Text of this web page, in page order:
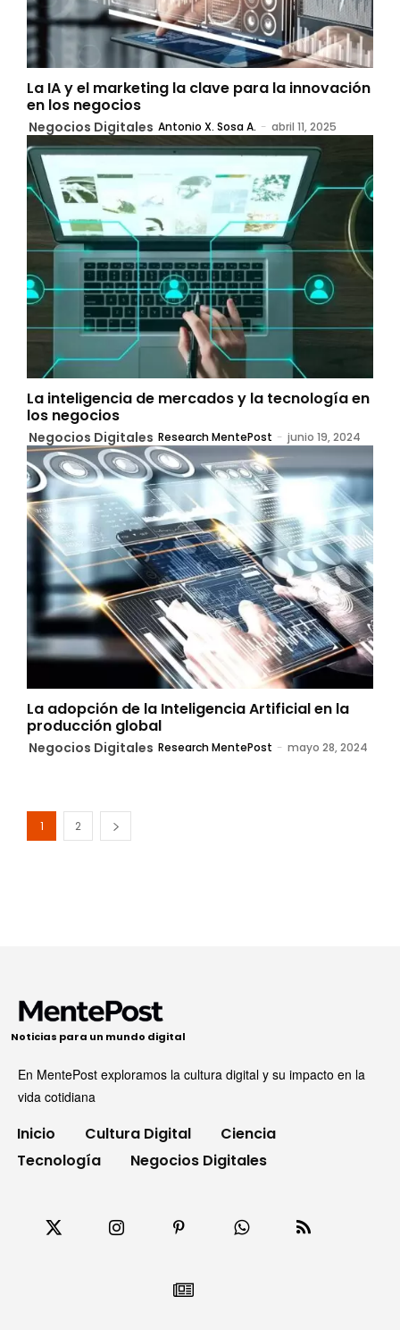
La IA y el marketing la clave para la innovación
en los negocios
Negocios Digitales Antonio X. Sosa A. - abril 11, 2025
La inteligencia de mercados y la tecnología en
los negocios
Negocios Digitales Research MentePost - junio 19, 2024
La adopción de la Inteligencia Artificial en la
producción global
Negocios Digitales Research MentePost - mayo 28, 2024
1 2
Noticias para un mundo digital
En MentePost exploramos la cultura digital y su impacto en la
vida cotidiana
Inicio Cultura Digital
Ciencia
Tecnología
Negocios Digitales